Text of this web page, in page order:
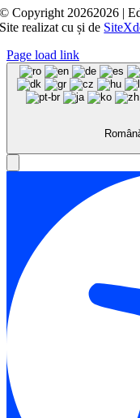
© Copyright 20262026 |
Site realizat cușide
Page load link